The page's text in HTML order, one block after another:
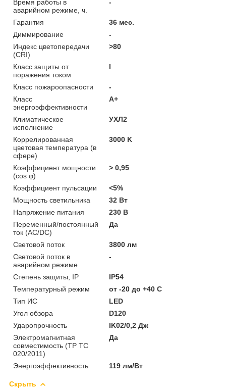
Время работы в
аварийном режиме, ч.
-
Гарантия
36 мес.
Диммирование
-
Индекс цветопередачи
(CRI)
>80
Класс защиты от
поражения током
I
Класс пожароопасности
-
Класс
энергоэффективности
A+
Климатическое
исполнение
УХЛ2
Коррелированная
цветовая температура (в
сфере)
3000 K
Коэффициент мощности
(cos φ)
> 0,95
Коэффициент пульсации
<5%
Мощность светильника
32 Вт
Напряжение питания
230 В
Переменный/постоянный
ток (AC/DC)
Да
Световой поток
3800 лм
Световой поток в
аварийном режиме
-
Степень защиты, IP
IP54
Температурный режим
от -20 до +40 C
Тип ИС
LED
Угол обзора
D120
Ударопрочность
IK02/0,2 Дж
Электромагнитная
совместимость (ТР ТС
020/2011)
Да
Энергоэффективность 119 лм/Вт
Скрыть